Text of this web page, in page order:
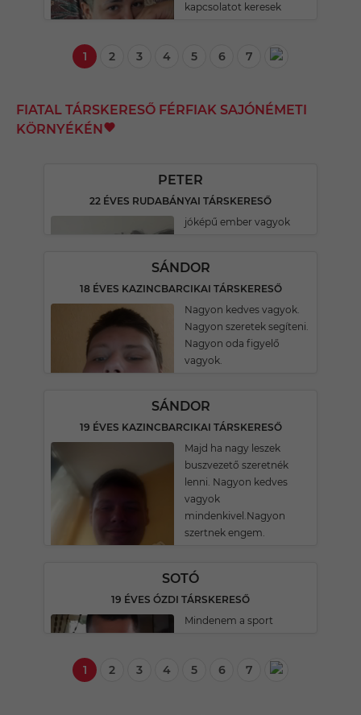
kapcsolatot keresek
1 2 3 4 5 6 7
FIATAL TÁRSKERESŐ FÉRFIAK SAJÓNÉMETI
KÖRNYÉKÉN
PETER
22 ÉVES RUDABÁNYAI TÁRSKERESŐ
jóképű ember vagyok
SÁNDOR
18 ÉVES KAZINCBARCIKAI TÁRSKERESŐ
Nagyon kedves vagyok.
Nagyon szeretek segíteni.
Nagyon oda figyelő
vagyok.
SÁNDOR
19 ÉVES KAZINCBARCIKAI TÁRSKERESŐ
Majd ha nagy leszek
buszvezető szeretnék
lenni. Nagyon kedves
vagyok
mindenkivel.Nagyon
szertnek engem.
SOTÓ
19 ÉVES ÓZDI TÁRSKERESŐ
Mindenem a sport
1 2 3 4 5 6 7